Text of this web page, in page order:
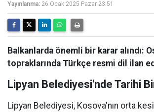
Yayınlanma: 26 Ocak 2025 Pazar 23:51
Balkanlarda önemli bir karar alındı:
topraklarında Türkçe resmi dil ilan
Lipyan Belediyesi'nde Tarihi
Lipyan Belediyesi, Kosova'nın orta